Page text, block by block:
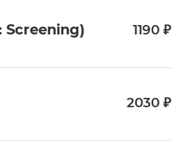
1190 ₽
2030 ₽